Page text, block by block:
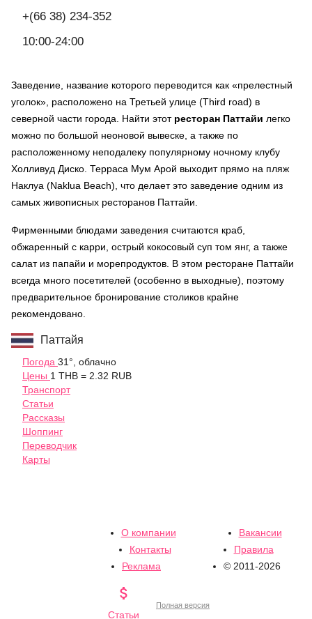
+(66 38) 234-352
10:00-24:00
Заведение, название которого переводится как «прелестный
уголок», расположено на Третьей улице (Third road) в
северной части города. Найти этот ресторан Паттайи легко
можно по большой неоновой вывеске, а также по
расположенному неподалеку популярному ночному клубу
Холливуд Диско. Терраса Мум Арой выходит прямо на пляж
Наклуа (Naklua Beach), что делает это заведение одним из
самых живописных ресторанов Паттайи.
Фирменными блюдами заведения считаются краб,
обжаренный с карри, острый кокосовый суп том янг, а также
салат из папайи и морепродуктов. В этом ресторане Паттайи
всегда много посетителей (особенно в выходные), поэтому
предварительное бронирование столиков крайне
рекомендовано.
Паттайя
Погода 31°, облачно
Цены 1 THB = 2.32 RUB
Транспорт
Статьи
Рассказы
Шоппинг
Переводчик
Карты
О компании
Вакансии
Контакты
Правила
Реклама
© 2011-2026

Статьи
Полная версия